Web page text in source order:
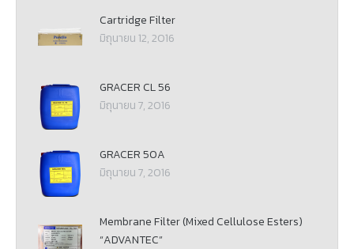
Cartridge Filter
มิถุนายน 12, 2016
GRACER CL 56
มิถุนายน 7, 2016
GRACER 50A
มิถุนายน 7, 2016
Membrane Filter (Mixed Cellulose Esters)
“ADVANTEC”